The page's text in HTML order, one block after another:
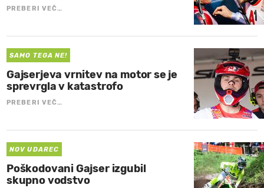
PREBERI VEČ…
SAMO TEGA NE!
Gajserjeva vrnitev na motor se je
sprevrgla v katastrofo
PREBERI VEČ…
NOV UDAREC
Poškodovani Gajser izgubil
skupno vodstvo